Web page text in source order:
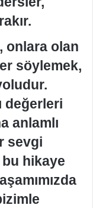
onlara olan
söylemek,
değerleri
anlamlı
sevgi
bu hikaye